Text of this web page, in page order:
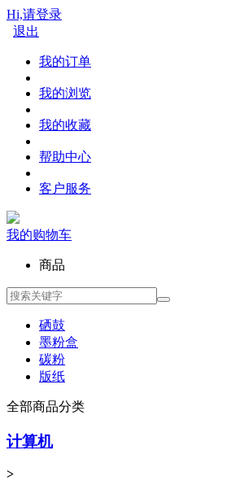
Hi,请登录
退出
我的订单
我的浏览
我的收藏
帮助中心
客户服务
我的购物车
商品
硒鼓
墨粉盒
碳粉
版纸
全部商品分类
计算机
>